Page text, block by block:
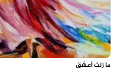
ما زلت أعشق